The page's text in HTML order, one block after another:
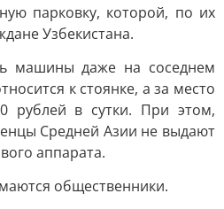
парковку, которой, по их
Узбекистана.
машины даже на соседнем
к стоянке, а за место
рублей в сутки. При этом,
Средней Азии не выдают
аппарата.
общественники.